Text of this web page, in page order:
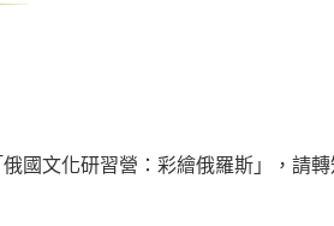
國文化研習營：彩繪俄羅斯」，請